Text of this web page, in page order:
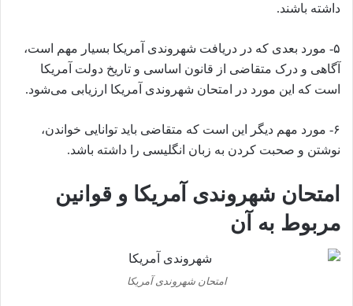
داشته باشند.
۵- مورد بعدی که در دریافت شهروندی آمریکا بسیار مهم است،
آگاهی و درک متقاضی از قانون اساسی و تاریخ دولت آمریکا
است که این مورد در امتحان شهروندی آمریکا ارزیابی می‌شود.
۶- مورد مهم دیگر این است که متقاضی باید توانایی خواندن،
نوشتن و صحبت کردن به زبان انگلیسی را داشته باشد.
امتحان شهروندی آمریکا و قوانین
مربوط به آن
امتحان شهروندی آمریکا